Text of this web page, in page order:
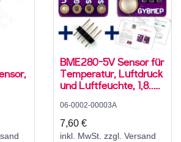
BME280-5V Sensor für
Temperatur, Luftdruck
und Luftfeuchte, 1,8..5
06-0002-00003A
7,60 €
inkl. MwSt. zzgl. Versand